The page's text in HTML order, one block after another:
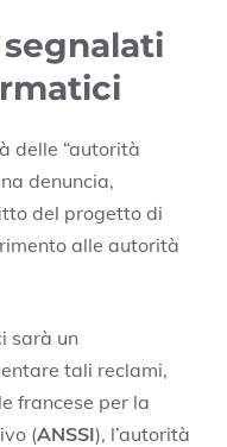
delle “autorità
denuncia,
del progetto di
alle autorità
sarà un
tali reclami,
francese per la
(ANSSI), l’autorità